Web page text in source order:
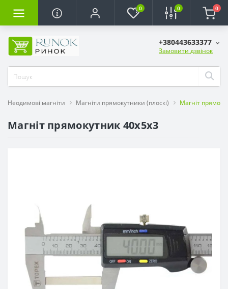
0 0 0
+380443633377
Замовити дзвінок
Неодимові магніти Магніти прямокутники (плоскі) Магніт
Магніт прямокутник 40x5x3